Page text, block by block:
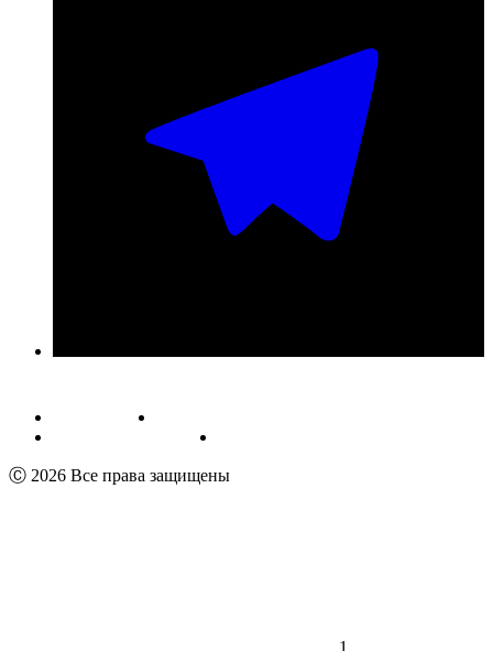
Публичная оферта
Пользовательское соглашение
Ⓒ 2026 Все права защищены